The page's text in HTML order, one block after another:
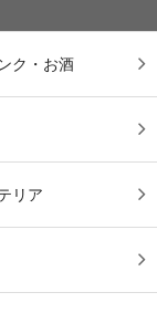
ク・お酒
リア